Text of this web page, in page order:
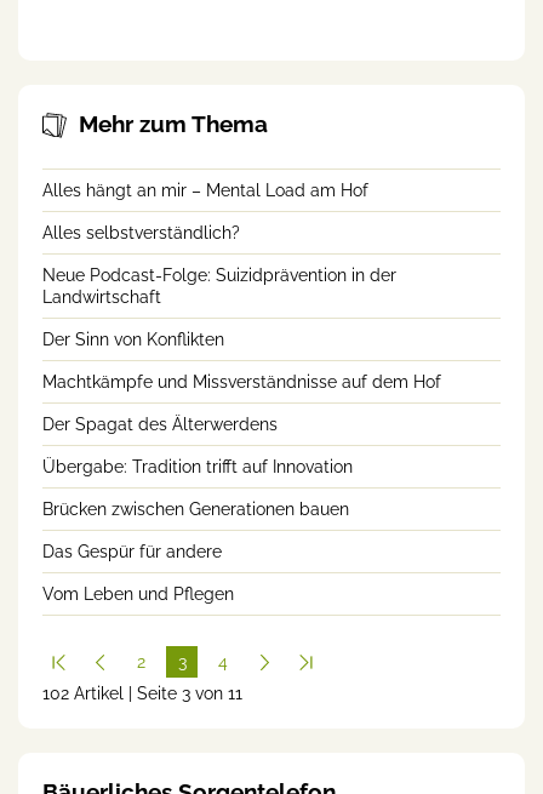
Mehr zum Thema
Alles hängt an mir – Mental Load am Hof
Alles selbstverständlich?
Neue Podcast-Folge: Suizidprävention in der
Landwirtschaft
Der Sinn von Konflikten
Machtkämpfe und Missverständnisse auf dem Hof
Der Spagat des Älterwerdens
Übergabe: Tradition trifft auf Innovation
Brücken zwischen Generationen bauen
Das Gespür für andere
Vom Leben und Pflegen
2
3
(cur
4
102 Artikel | Seite 3 von 11